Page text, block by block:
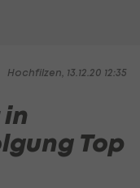
Hochfilzen, 13.12.20 12:35
Top